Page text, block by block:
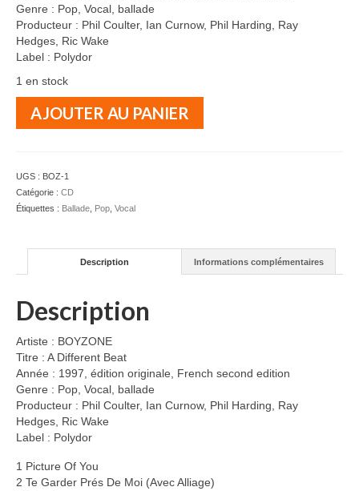
Genre : Pop, Vocal, ballade
Producteur : Phil Coulter, Ian Curnow, Phil Harding, Ray
Hedges, Ric Wake
Label : Polydor
1 en stock
Beat
AJOUTER AU PANIER
UGS : BOZ-1
Catégorie : CD
Étiquettes : Ballade Pop Vocal
Description Informations complémentaires
Description
Artiste : BOYZONE
Titre : A Different Beat
Année : 1997, édition originale, French second edition
Genre : Pop, Vocal, ballade
Producteur : Phil Coulter, Ian Curnow, Phil Harding, Ray
Hedges, Ric Wake
Label : Polydor
1 Picture Of You
2 Te Garder Prés De Moi (Avec Alliage)